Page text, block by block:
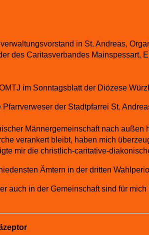
in St. Andreas,
des Caritasverbandes Mainspessart,
im Sonntagsblatt der Diözese
der Stadtpfarrei St.
Männergemeinschaft nach
verankert bleibt, haben mich
mir die christlich-caritative-
Ämtern in der dritten
auch in der Gemeinschaft sind für